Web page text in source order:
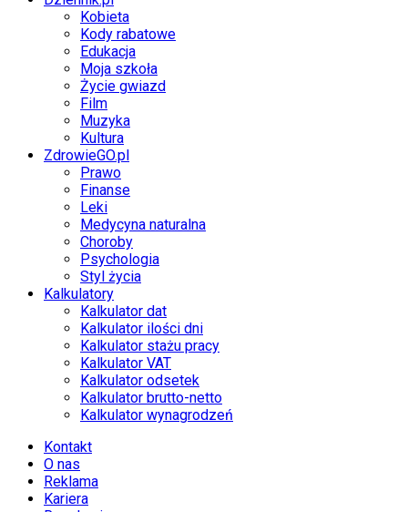
Kobieta
Kody rabatowe
Edukacja
Moja szkoła
Życie gwiazd
Film
Muzyka
Kultura
ZdrowieGO.pl
Prawo
Finanse
Leki
Medycyna naturalna
Choroby
Psychologia
Styl życia
Kalkulatory
Kalkulator dat
Kalkulator ilości dni
Kalkulator stażu pracy
Kalkulator VAT
Kalkulator odsetek
Kalkulator brutto-netto
Kalkulator wynagrodzeń
Kontakt
O nas
Reklama
Kariera